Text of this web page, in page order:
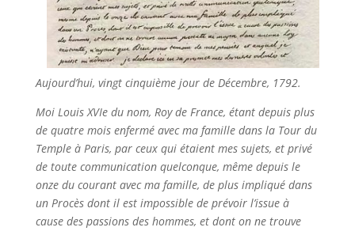
Aujourd’hui, vingt cinquième jour de Décembre, 1792.
Moi Louis XVIe du nom, Roy de France, étant depuis plus
de quatre mois enfermé avec ma famille dans la Tour du
Temple à Paris, par ceux qui étaient mes sujets, et privé
de toute communication quelconque, même depuis le
onze du courant avec ma famille, de plus impliqué dans
un Procès dont il est impossible de prévoir l’issue à
cause des passions des hommes, et dont on ne trouve